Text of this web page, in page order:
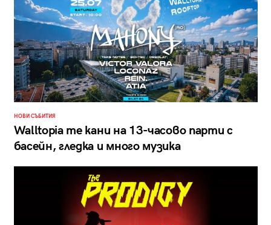
НОВИ СЪБИТИЯ
Walltopia те кани на 13-часово парти с
басейн, гледка и много музика